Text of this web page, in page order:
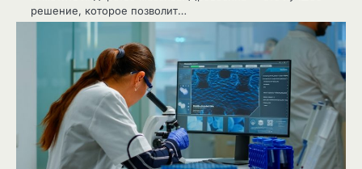
решение, которое позволит…